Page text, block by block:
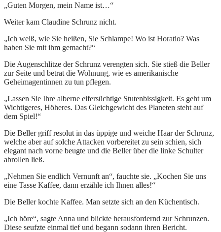
„Guten Morgen, mein Name ist…“
Weiter kam Claudine Schrunz nicht.
„Ich weiß, wie Sie heißen, Sie Schlampe! Wo ist Horatio? Was
haben Sie mit ihm gemacht?“
Die Augenschlitze der Schrunz verengten sich. Sie stieß die Beller
zur Seite und betrat die Wohnung, wie es amerikanische
Geheimagentinnen zu tun pflegen.
„Lassen Sie Ihre alberne eifersüchtige Stutenbissigkeit. Es geht um
Wichtigeres, Höheres. Das Gleichgewicht des Planeten steht auf
dem Spiel!“
Die Beller griff resolut in das üppige und weiche Haar der Schrunz,
welche aber auf solche Attacken vorbereitet zu sein schien, sich
elegant nach vorne beugte und die Beller über die linke Schulter
abrollen ließ.
„Nehmen Sie endlich Vernunft an“, fauchte sie. „Kochen Sie uns
eine Tasse Kaffee, dann erzähle ich Ihnen alles!“
Die Beller kochte Kaffee. Man setzte sich an den Küchentisch.
„Ich höre“, sagte Anna und blickte herausfordernd zur Schrunzen.
Diese seufzte einmal tief und begann sodann ihren Bericht.